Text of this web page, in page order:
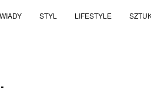
STYL LIFESTYLE